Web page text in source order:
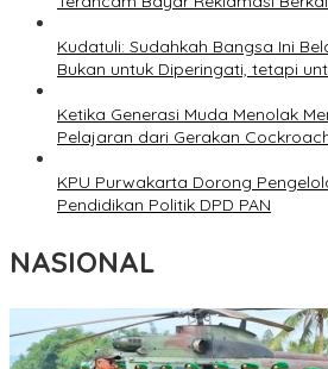
Kudatuli: Sudahkah Bangsa Ini
Bukan untuk Diperingati, tetapi
Ketika Generasi Muda Menolak
Pelajaran dari Gerakan
KPU Purwakarta Dorong
Pendidikan Politik DPD PAN
NASIONAL